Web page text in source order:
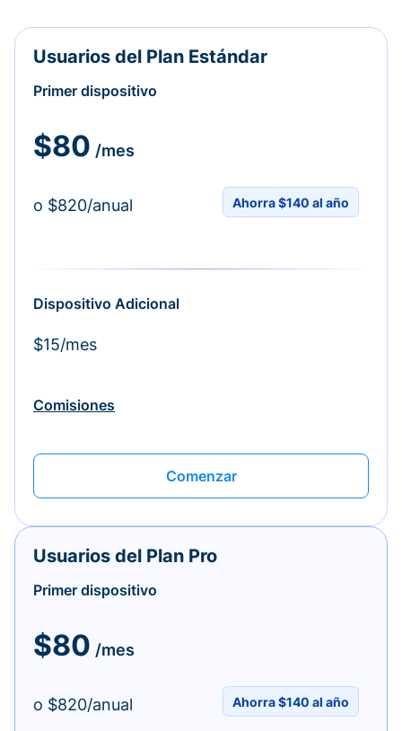
Usuarios del Plan Estándar
Primer dispositivo
$80 /mes
o $820/anual Ahorra $140 al año
Dispositivo Adicional
$15/mes
Comisiones
Comenzar
Usuarios del Plan Pro
Primer dispositivo
$80 /mes
o $820/anual Ahorra $140 al año